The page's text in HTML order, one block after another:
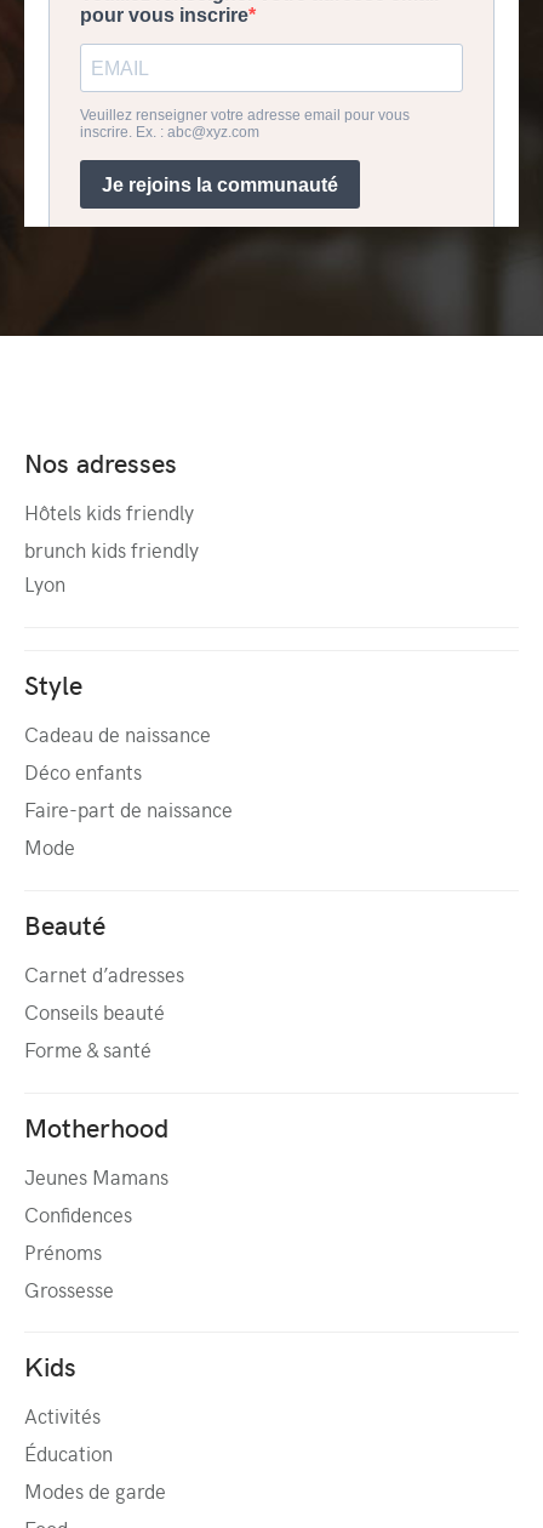
Nos adresses
Hôtels kids friendly
brunch kids friendly
Lyon
Style
Cadeau de naissance
Déco enfants
Faire-part de naissance
Mode
Beauté
Carnet d’adresses
Conseils beauté
Forme & santé
Motherhood
Jeunes Mamans
Confidences
Prénoms
Grossesse
Kids
Activités
Éducation
Modes de garde